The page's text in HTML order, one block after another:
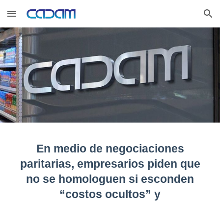
Skip to main content Skip to navigation
En medio de negociaciones
paritarias, empresarios piden que
no se homologuen si esconden
“costos ocultos” y